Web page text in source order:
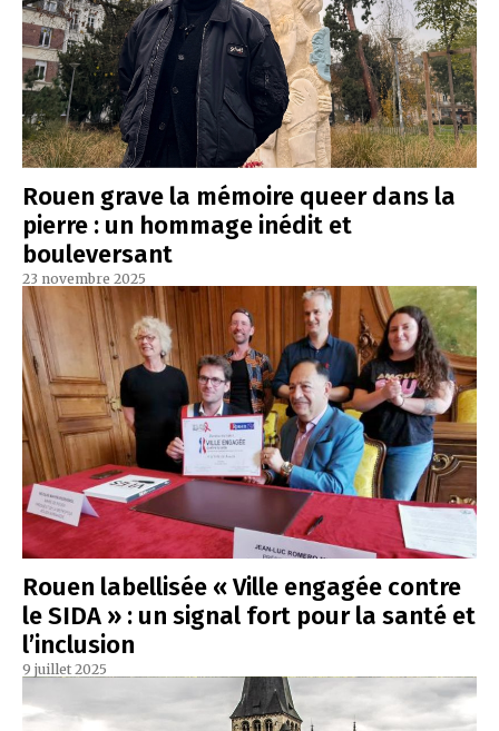
Rouen grave la mémoire queer dans la
pierre : un hommage inédit et
bouleversant
23 novembre 2025
Rouen labellisée « Ville engagée contre
le SIDA » : un signal fort pour la santé et
l’inclusion
9 juillet 2025